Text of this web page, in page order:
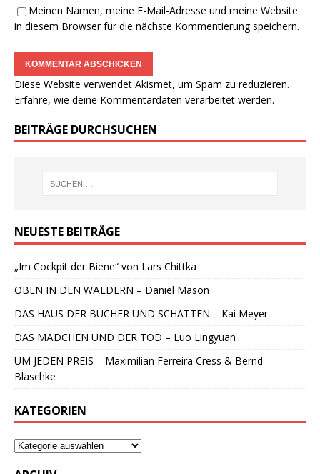
Meinen Namen, meine E-Mail-Adresse und meine Website
in diesem Browser für die nächste Kommentierung speichern.
Diese Website verwendet Akismet, um Spam zu reduzieren.
Erfahre, wie deine Kommentardaten verarbeitet werden.
BEITRÄGE DURCHSUCHEN
NEUESTE BEITRÄGE
„Im Cockpit der Biene“ von Lars Chittka
OBEN IN DEN WÄLDERN – Daniel Mason
DAS HAUS DER BÜCHER UND SCHATTEN – Kai Meyer
DAS MÄDCHEN UND DER TOD – Luo Lingyuan
UM JEDEN PREIS – Maximilian Ferreira Cress & Bernd
Blaschke
KATEGORIEN